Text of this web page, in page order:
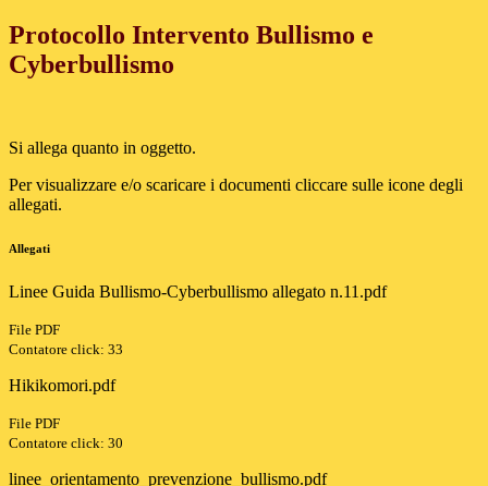
Protocollo Intervento Bullismo e
Cyberbullismo
Si allega quanto in oggetto.
Per visualizzare e/o scaricare i documenti cliccare sulle icone degli
allegati.
Allegati
Linee Guida Bullismo-Cyberbullismo allegato n.11.pdf
File PDF
Contatore click: 33
Hikikomori.pdf
File PDF
Contatore click: 30
linee_orientamento_prevenzione_bullismo.pdf